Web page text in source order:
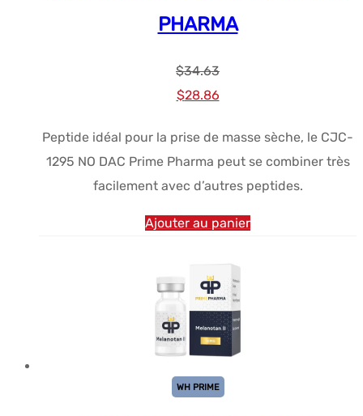
PHARMA
$34.63
Le
initial
était :
$34.63.
$28.86Le
actuel
est :
$28.86.
Peptide idéal pour la prise de masse sèche, le CJC-
1295 NO DAC Prime Pharma peut se combiner très
facilement avec d’autres peptides.
Ajouter au panier
WH PRIME